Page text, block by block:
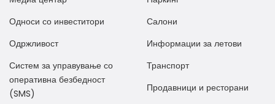
Односи со инвеститори
Одржливост
Систем за управување со
оперативна безбедност
(SMS)
Салони
Информации за летови
Транспорт
Продавници и ресторани